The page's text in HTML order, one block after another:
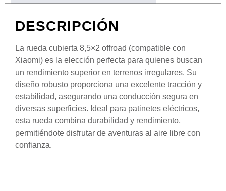
DESCRIPCIÓN
La rueda cubierta 8,5×2 offroad (compatible con
Xiaomi) es la elección perfecta para quienes buscan
un rendimiento superior en terrenos irregulares. Su
diseño robusto proporciona una excelente tracción y
estabilidad, asegurando una conducción segura en
diversas superficies. Ideal para patinetes eléctricos,
esta rueda combina durabilidad y rendimiento,
permitiéndote disfrutar de aventuras al aire libre con
confianza.